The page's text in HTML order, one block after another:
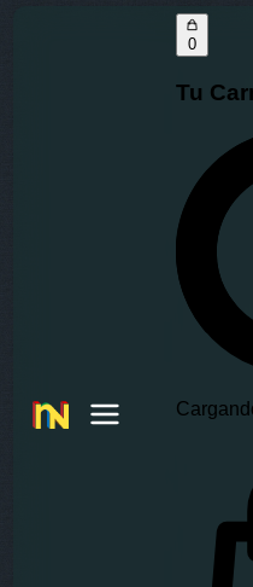
Insano
0
Tu